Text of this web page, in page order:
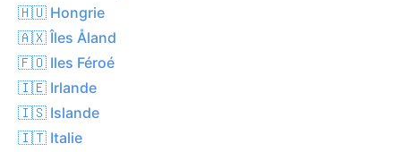
🇭🇺 Hongrie
🇦🇽 Îles Åland
🇫🇴 Iles Féroé
🇮🇪 Irlande
🇮🇸 Islande
🇮🇹 Italie